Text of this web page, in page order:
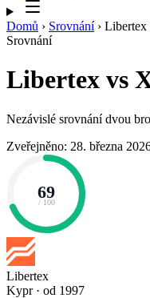
Domů › Srovnání ›
Srovnání
Libertex vs
Nezávislé srovnání dvou
Zveřejněno: 28. března
69
/ 100
Libertex
Kypr · od 1997